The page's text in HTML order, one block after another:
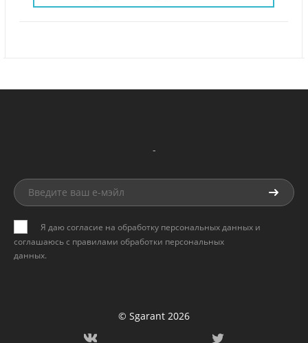
-
Я даю согласие на обработку персональных данных и
соглашаюсь с правилами обработки персональных
данных.
© Sgarant 2026